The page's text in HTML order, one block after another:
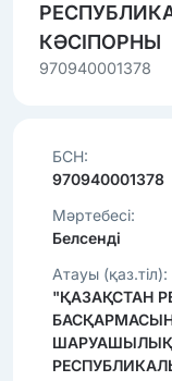
КӘСІПОРНЫ
970940001378
БСН:
970940001378
Мәртебесі:
Белсенді
Атауы (қаз.тіл):
"ҚАЗАҚСТАН
ШАРУАШЫЛЫҚ